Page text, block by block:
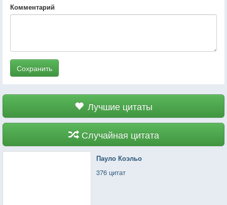
Комментарий
Сохранить
Лучшие цитаты
Случайная цитата
Пауло Коэльо
376 цитат